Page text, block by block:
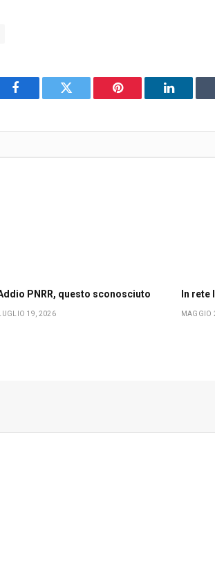
Facebook X Pinterest LinkedIn
PNRR, questo sconosciuto
LUGLIO 19, 2026
In
MAGGIO